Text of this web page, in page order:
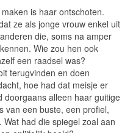
is haar ontschoten.
ze als jonge vrouw enkel uit
die, soms na amper
Wie zou hen ook
een raadsel was?
terugvinden en doen
hoe had dat meisje er
doorgaans alleen haar guitige
van een buste, een profiel,
had die spiegel zoal aan